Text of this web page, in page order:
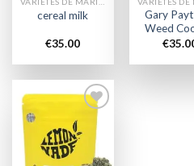
cereal milk
€35.00
Gary
Weed
€
Add to
wishlist